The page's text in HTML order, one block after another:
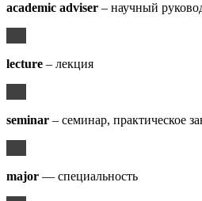
academic adviser – научный
lecture – лекция
seminar – семинар, практическое
major — специальность